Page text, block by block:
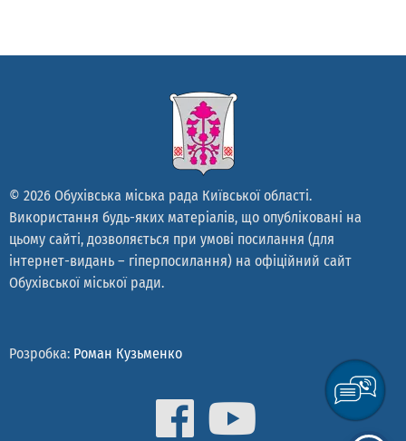
© 2026 Обухівська міська рада Київської області.
Використання будь-яких матеріалів, що опубліковані на
цьому сайті, дозволяється при умові посилання (для
інтернет-видань – гіперпосилання) на офіційний сайт
Обухівської міської ради.
Розробка: Роман Кузьменко